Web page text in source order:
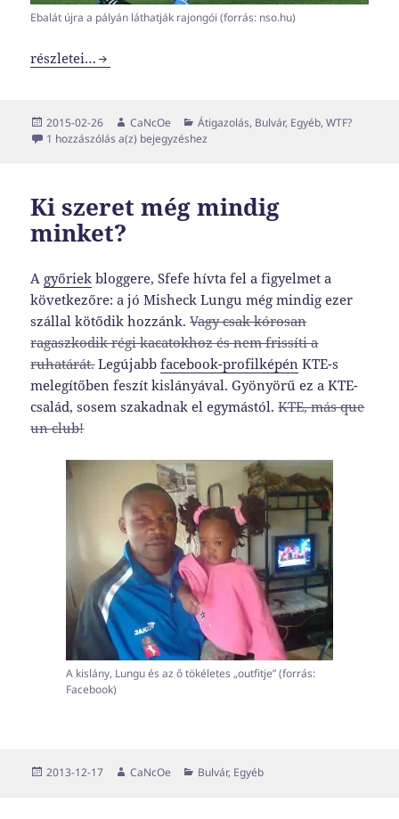
Ebalát újra a pályán láthatják rajongói (forrás: nso.hu)
Ebala visszatér, vágesz?
részletei…
Közzétéve
2015-02-26 Szerző
CaNcOe Kategória
Átigazolás, Bulvár, Egyéb,WTF?
1 hozzászólás a(z) Ebala visszatér, vágesz?
bejegyzéshez
Ki szeret még mindig
minket?
A győriek bloggere, Sfefe hívta fel a figyelmet a
következőre: a jó Misheck Lungu még mindig ezer
szállal kötődik hozzánk.Vagy csak kórosan
ragaszkodik régi kacatokhoz és nem frissíti a
ruhatárát.Legújabbfacebook-profilképén KTE-s
melegítőben feszít kislányával. Gyönyörű ez a KTE-
család, sosem szakadnak el egymástól.KTE, más que
un club!
A kislány, Lungu és az ő tökéletes „outfitje” (forrás:
Facebook)
Közzétéve
2013-12-17 Szerző
CaNcOe Kategória
Bulvár, Egyéb